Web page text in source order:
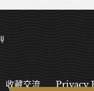
收藏交流 Privacy